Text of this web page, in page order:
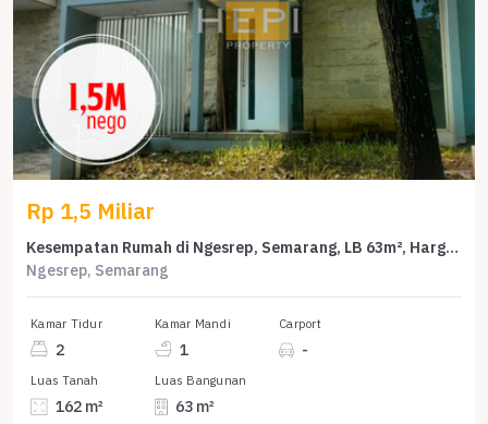
Rp 1,5 Miliar
Kesempatan Rumah di Ngesrep, Semarang, LB 63m², Harga 1,5 Miliar
Ngesrep, Semarang
Kamar Tidur
2
Kamar Mandi
1
Carport
-
Luas Tanah
162 m²
Luas Bangunan
63 m²